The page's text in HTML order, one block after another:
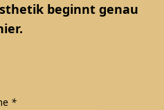
beginnt genau
*